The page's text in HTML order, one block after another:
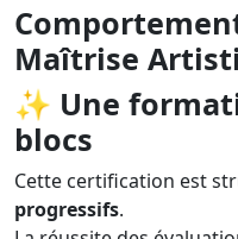
Maîtrise
✨ Une
blocs
Cette certification est
progressifs.